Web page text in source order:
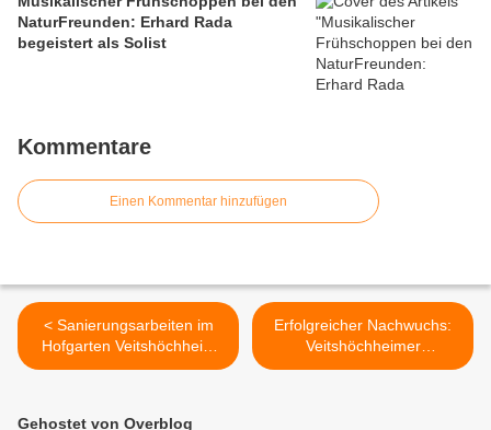
NaturFreunden: Erhard Rada
begeistert als Solist
Kommentare
Einen Kommentar hinzufügen
< Sanierungsarbeiten im
Hofgarten Veitshöchheim
stehen vor dem Abschluss⁸
Erfolgreicher Nachwuchs:
Veitshöchheimer
Tischtennistalent qualifiziert
Gehostet von Overblog